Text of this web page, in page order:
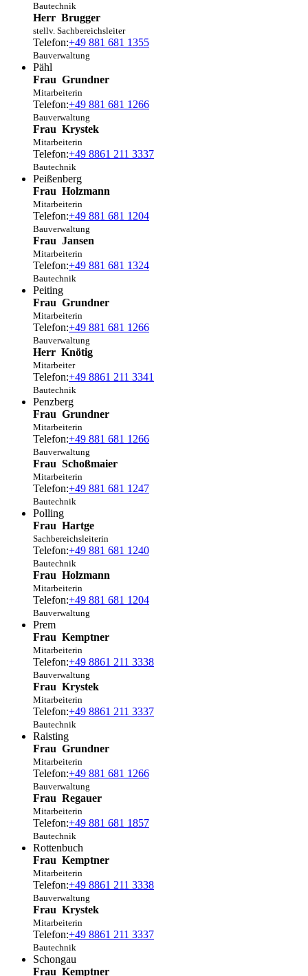
Bautechnik
Herr Brugger
stellv. Sachbereichsleiter
Telefon:+49 881 681 1355
Bauverwaltung
Pähl
Frau Grundner
Mitarbeiterin
Telefon:+49 881 681 1266
Bauverwaltung
Frau Krystek
Mitarbeiterin
Telefon:+49 8861 211 3337
Bautechnik
Peißenberg
Frau Holzmann
Mitarbeiterin
Telefon:+49 881 681 1204
Bauverwaltung
Frau Jansen
Mitarbeiterin
Telefon:+49 881 681 1324
Bautechnik
Peiting
Frau Grundner
Mitarbeiterin
Telefon:+49 881 681 1266
Bauverwaltung
Herr Knötig
Mitarbeiter
Telefon:+49 8861 211 3341
Bautechnik
Penzberg
Frau Grundner
Mitarbeiterin
Telefon:+49 881 681 1266
Bauverwaltung
Frau Schoßmaier
Mitarbeiterin
Telefon:+49 881 681 1247
Bautechnik
Polling
Frau Hartge
Sachbereichsleiterin
Telefon:+49 881 681 1240
Bautechnik
Frau Holzmann
Mitarbeiterin
Telefon:+49 881 681 1204
Bauverwaltung
Prem
Frau Kemptner
Mitarbeiterin
Telefon:+49 8861 211 3338
Bauverwaltung
Frau Krystek
Mitarbeiterin
Telefon:+49 8861 211 3337
Bautechnik
Raisting
Frau Grundner
Mitarbeiterin
Telefon:+49 881 681 1266
Bauverwaltung
Frau Regauer
Mitarbeiterin
Telefon:+49 881 681 1857
Bautechnik
Rottenbuch
Frau Kemptner
Mitarbeiterin
Telefon:+49 8861 211 3338
Bauverwaltung
Frau Krystek
Mitarbeiterin
Telefon:+49 8861 211 3337
Bautechnik
Schongau
Frau Kemptner